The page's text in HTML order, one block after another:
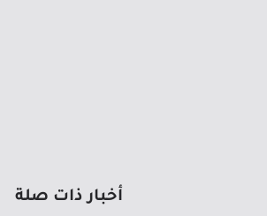
أخبار ذات صلة